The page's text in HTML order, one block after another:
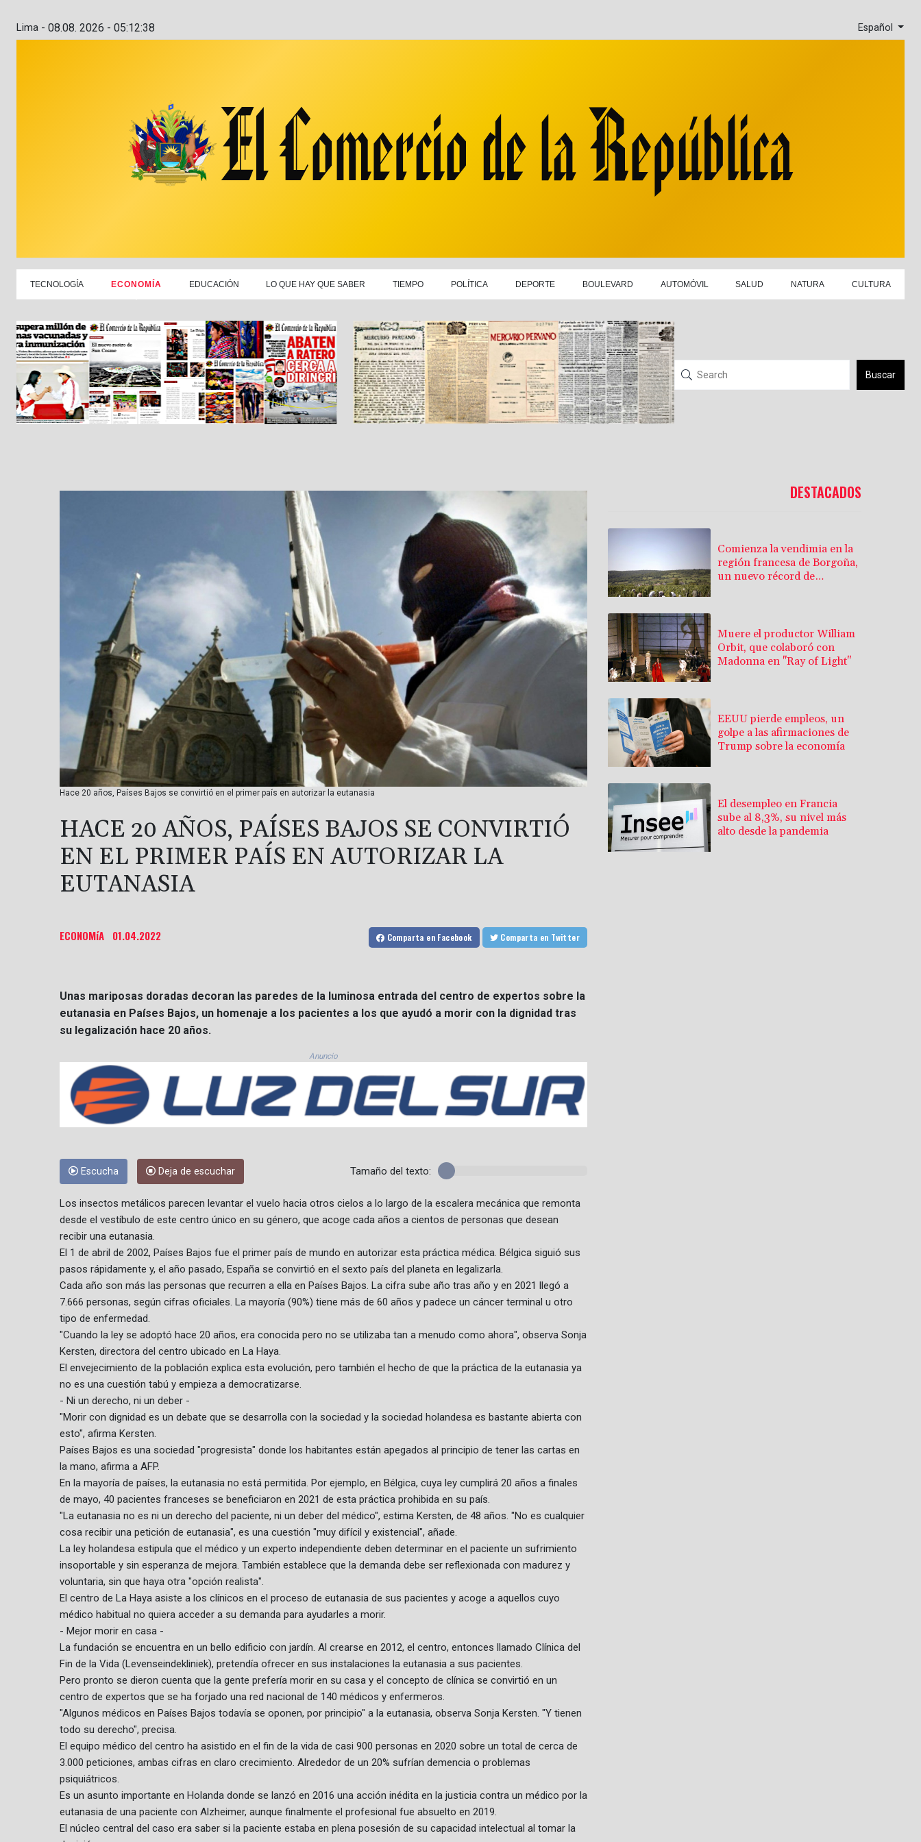
Lima - 08.08. 2026 - 05:12:39 Español
TECNOLOGÍA ECONOMÍA EDUCACIÓN LO QUE HAY QUE SABER TIEMPO POLÍTICA DEPORTE BOULEVARD AUTOMÓVIL SALUD NATURA CULTURA
Buscar
Hace 20 años, Países Bajos se convirtió en el primer país en autorizar la eutanasia
HACE 20 AÑOS, PAÍSES BAJOS SE CONVIRTIÓ
EN EL PRIMER PAÍS EN AUTORIZAR LA
EUTANASIA
ECONOMíA 01.04.2022 Comparta en Facebook Comparta en Twitter
Unas mariposas doradas decoran las paredes de la luminosa entrada del centro de expertos sobre la
eutanasia en Países Bajos, un homenaje a los pacientes a los que ayudó a morir con la dignidad tras
su legalización hace 20 años.
Anuncio
Escucha Deja de escuchar Tamaño del texto:
Los insectos metálicos parecen levantar el vuelo hacia otros cielos a lo largo de la escalera mecánica que remonta
desde el vestíbulo de este centro único en su género, que acoge cada años a cientos de personas que desean
recibir una eutanasia.
El 1 de abril de 2002, Países Bajos fue el primer país de mundo en autorizar esta práctica médica. Bélgica siguió sus
pasos rápidamente y, el año pasado, España se convirtió en el sexto país del planeta en legalizarla.
Cada año son más las personas que recurren a ella en Países Bajos. La cifra sube año tras año y en 2021 llegó a
7.666 personas, según cifras oficiales. La mayoría (90%) tiene más de 60 años y padece un cáncer terminal u otro
tipo de enfermedad.
"Cuando la ley se adoptó hace 20 años, era conocida pero no se utilizaba tan a menudo como ahora", observa Sonja
Kersten, directora del centro ubicado en La Haya.
El envejecimiento de la población explica esta evolución, pero también el hecho de que la práctica de la eutanasia ya
no es una cuestión tabú y empieza a democratizarse.
- Ni un derecho, ni un deber -
"Morir con dignidad es un debate que se desarrolla con la sociedad y la sociedad holandesa es bastante abierta con
esto", afirma Kersten.
Países Bajos es una sociedad "progresista" donde los habitantes están apegados al principio de tener las cartas en
la mano, afirma a AFP.
En la mayoría de países, la eutanasia no está permitida. Por ejemplo, en Bélgica, cuya ley cumplirá 20 años a finales
de mayo, 40 pacientes franceses se beneficiaron en 2021 de esta práctica prohibida en su país.
"La eutanasia no es ni un derecho del paciente, ni un deber del médico", estima Kersten, de 48 años. "No es cualquier
cosa recibir una petición de eutanasia", es una cuestión "muy difícil y existencial", añade.
La ley holandesa estipula que el médico y un experto independiente deben determinar en el paciente un sufrimiento
insoportable y sin esperanza de mejora. También establece que la demanda debe ser reflexionada con madurez y
voluntaria, sin que haya otra "opción realista".
El centro de La Haya asiste a los clínicos en el proceso de eutanasia de sus pacientes y acoge a aquellos cuyo
médico habitual no quiera acceder a su demanda para ayudarles a morir.
- Mejor morir en casa -
La fundación se encuentra en un bello edificio con jardín. Al crearse en 2012, el centro, entonces llamado Clínica del
Fin de la Vida (Levenseindekliniek), pretendía ofrecer en sus instalaciones la eutanasia a sus pacientes.
Pero pronto se dieron cuenta que la gente prefería morir en su casa y el concepto de clínica se convirtió en un
centro de expertos que se ha forjado una red nacional de 140 médicos y enfermeros.
"Algunos médicos en Países Bajos todavía se oponen, por principio" a la eutanasia, observa Sonja Kersten. "Y tienen
todo su derecho", precisa.
El equipo médico del centro ha asistido en el fin de la vida de casi 900 personas en 2020 sobre un total de cerca de
3.000 peticiones, ambas cifras en claro crecimiento. Alrededor de un 20% sufrían demencia o problemas
psiquiátricos.
Es un asunto importante en Holanda donde se lanzó en 2016 una acción inédita en la justicia contra un médico por la
eutanasia de una paciente con Alzheimer, aunque finalmente el profesional fue absuelto en 2019.
El núcleo central del caso era saber si la paciente estaba en plena posesión de su capacidad intelectual al tomar la
DESTACADOS
Comienza la vendimia en la
región francesa de Borgoña,
un nuevo récord de
Muere el productor William
Orbit, que colaboró con
Madonna en "Ray of Light"
EEUU pierde empleos, un
golpe a las afirmaciones de
Trump sobre la economía
El desempleo en Francia
sube al 8,3%, su nivel más
alto desde la pandemia